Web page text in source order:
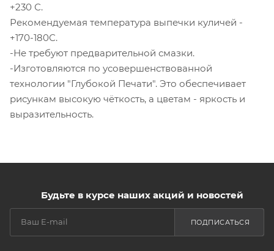
+230 С.
Рекомендуемая температура выпечки куличей -
+170-180С.
-Не требуют предварительной смазки.
-Изготовляются по усовершенствованной
технологии "Глубокой Печати". Это обеспечивает
рисункам высокую чёткость, а цветам - яркость и
выразительность.
Будьте в курсе наших акций и новостей
ПОДПИСАТЬСЯ